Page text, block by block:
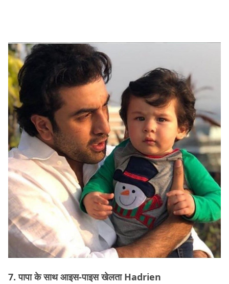
7. पापा के साथ आइस-पाइस खेलता Hadrien